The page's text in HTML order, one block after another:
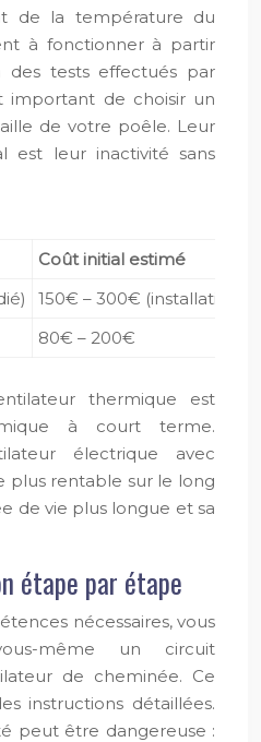
de la température du
à fonctionner à partir
des tests effectués par
important de choisir un
de votre poêle. Leur
est leur inactivité sans
Coût initial estimé
150€ – 300€ (installation
80€ – 200€
thermique est
à court terme.
électrique avec
plus rentable sur le long
de vie plus longue et sa
étape par étape
nécessaires, vous
même un circuit
de cheminée. Ce
instructions détaillées.
peut être dangereuse :